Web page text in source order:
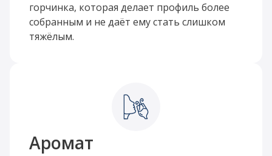
горчинка, которая делает профиль более
собранным и не даёт ему стать слишком
тяжёлым.
Аромат